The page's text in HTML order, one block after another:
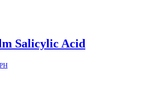
Salicylic Acid